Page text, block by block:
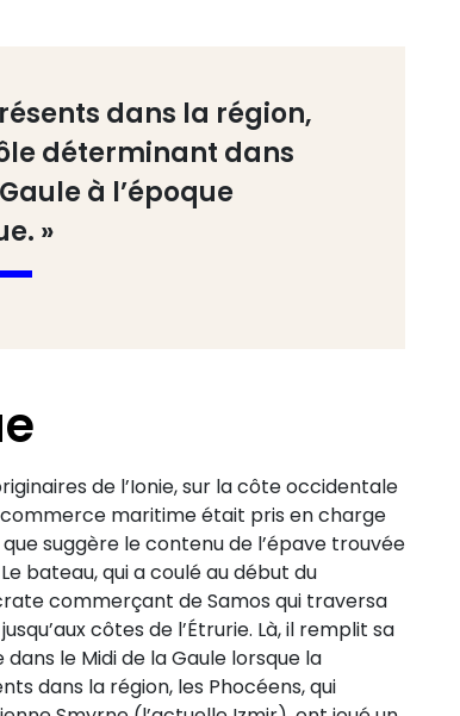
dans la région,
déterminant dans
à l’époque
»
de l’Ionie, sur la côte occidentale
commerce maritime était pris en charge
suggère le contenu de l’épave trouvée
bateau, qui a coulé au début du
commerçant de Samos qui traversa
côtes de l’Étrurie. Là, il remplit sa
le Midi de la Gaule lorsque la
dans la région, les Phocéens, qui